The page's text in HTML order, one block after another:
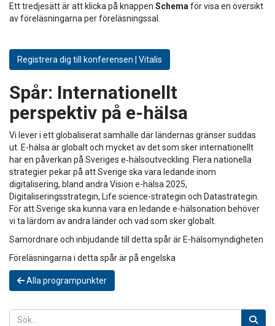
Ett tredjesätt är att klicka på knappen Schema för visa en översikt
av föreläsningarna per föreläsningssal.
Registrera dig till konferensen | Vitalis
Spår: Internationellt
perspektiv på e-hälsa
Vi lever i ett globaliserat samhälle där ländernas gränser suddas
ut. E-hälsa är globalt och mycket av det som sker internationellt
har en påverkan på Sveriges e‑hälsoutveckling. Flera nationella
strategier pekar på att Sverige ska vara ledande inom
digitalisering, bland andra Vision e-hälsa 2025,
Digitaliseringsstrategin, Life science-strategin och Datastrategin.
För att Sverige ska kunna vara en ledande e-hälsonation behöver
vi ta lärdom av andra länder och vad som sker globalt.
Samordnare och inbjudande till detta spår är E-hälsomyndigheten
Föreläsningarna i detta spår är på engelska
Alla programpunkter